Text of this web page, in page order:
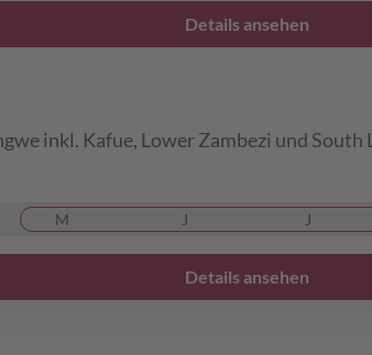
Details ansehen
inkl. Kafue, Lower Zambezi und South
M J J
Details ansehen